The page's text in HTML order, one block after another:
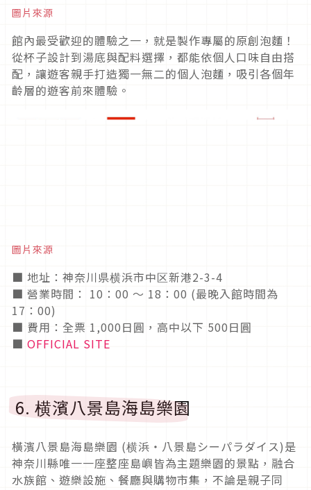
圖片來源
館內最受歡迎的體驗之一，就是製作專屬的原創泡麵！
從杯子設計到湯底與配料選擇，都能依個人口味自由搭
配，讓遊客親手打造獨一無二的個人泡麵，吸引各個年
齡層的遊客前來體驗。
圖片來源
■ 地址：神奈川県横浜市中区新港2-3-4
■ 營業時間： 10：00 〜 18：00 (最晚入館時間為
17：00)
■ 費用：全票 1,000日圓，高中以下 500日圓
■ OFFICIAL SITE
6. 横濱八景島海島樂園
橫濱八景島海島樂園 (横浜・八景島シーパラダイス)是
神奈川縣唯一一座整座島嶼皆為主題樂園的景點，融合
水族館、遊樂設施、餐廳與購物市集，不論是親子同